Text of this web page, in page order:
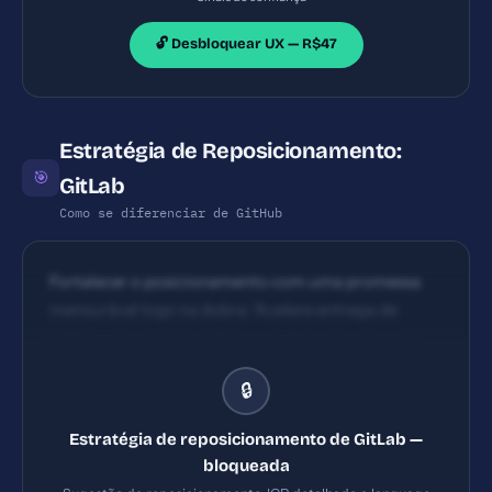
🔓 Desbloquear UX — R$47
🎯
Estratégia de Reposicionamento:
GitLab
Como se diferenciar de GitHub
Fortalecer o posicionamento com uma promessa
plataforma — reduza MTTR em X%'. Além disso,
incluir conteúdo regional (pt-BR) para o público
🔒
Estratégia de reposicionamento de GitLab —
bloqueada